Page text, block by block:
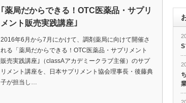
｢薬局だからできる！OTC医薬品・サプリ
メント販売実践講座｣
2016年6月から7月にかけて、調剤薬局に向けて開催さ
れる「薬局だからできる！OTC医薬品・サプリメント
販売実践講座｣（classAアカデミークラブ主催）のサプ
リメント講座を、日本サプリメント協会理事長・後藤典
子が担当し…